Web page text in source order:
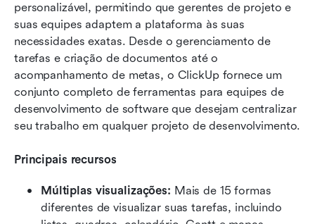
personalizável, permitindo que gerentes de projeto e
suas equipes adaptem a plataforma às suas
necessidades exatas. Desde o gerenciamento de
tarefas e criação de documentos até o
acompanhamento de metas, o ClickUp fornece um
conjunto completo de ferramentas para equipes de
desenvolvimento de software que desejam centralizar
seu trabalho em qualquer projeto de desenvolvimento.
Principais recursos
Múltiplas visualizações: Mais de 15 formas
diferentes de visualizar suas tarefas, incluindo